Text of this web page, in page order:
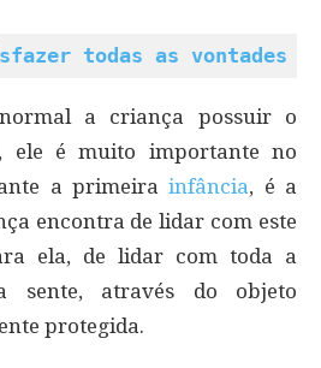
todas as vontades
a criança possuir o
ele é muito importante no
a primeirainfância, é a
encontra de lidar com este
ela, de lidar com toda a
sente, através do objeto
protegida.